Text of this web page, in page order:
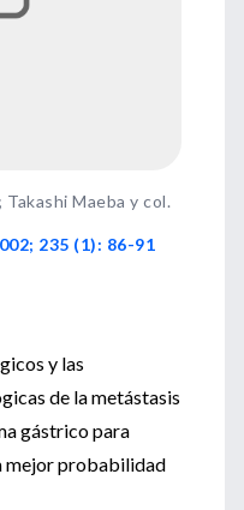
Maeba y col.
235 (1): 86-91
y las
de la metástasis
gástrico para
mejor probabilidad